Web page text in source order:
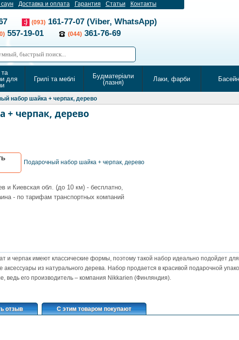
Доставка и оплата Гарантия Статьи Контакты
(093) 161-77-07 (Viber, WhatsApp)
557-19-01 (044) 361-76-69
та
для
Грилі та меблі
Будматеріали
(лазня)
Лаки, фарби
набор шайка + черпак, дерево
черпак, дерево
Подарочный набор шайка + черпак, дерево
и Киевская обл. (до 10 км) - бесплатно,
- по тарифам транспортных компаний
и черпак имеют классические формы, поэтому такой набор идеально подойдет
аксессуары из натурального дерева. Набор продается в красивой подарочной
ведь его производитель – компания Nikkarien (Финляндия).
отзыв С этим товаром покупают